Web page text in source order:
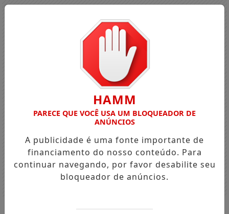
HAMM
PARECE QUE VOCÊ USA UM BLOQUEADOR DE
ANÚNCIOS
A publicidade é uma fonte importante de
financiamento do nosso conteúdo. Para
continuar navegando, por favor desabilite seu
bloqueador de anúncios.